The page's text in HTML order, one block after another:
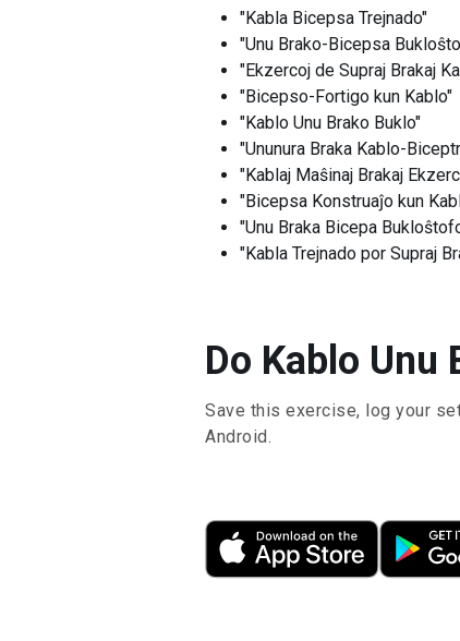
"Kabla Bicepsa Trejnado"
"Unu Brako-Bicepsa
"Ekzercoj de Supraj Brakaj
"Bicepso-Fortigo kun Kablo"
"Kablo Unu Brako Buklo"
"Ununura Braka Kablo-
"Kablaj Maŝinaj Brakaj
"Bicepsa Konstruaĵo kun
"Unu Braka Bicepa
"Kabla Trejnado por Supraj
Do Kablo
Save this exercise, log your
Android.